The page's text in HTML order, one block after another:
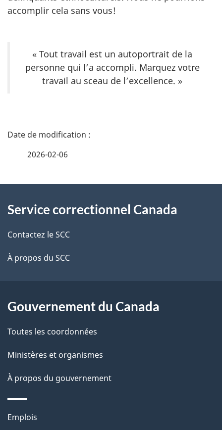
accomplir cela sans vous!
« Tout travail est un autoportrait de la
personne qui l’a accompli. Marquez votre
travail au sceau de l’excellence. »
D
i
l
s
e
a
2026-02-06
propos
de
ce
Service correctionnel Canada
Contactez le SCC
À propos du SCC
Gouvernement du Canada
Toutes les coordonnées
Ministères et organismes
À propos du gouvernement
Thèmes
Emplois